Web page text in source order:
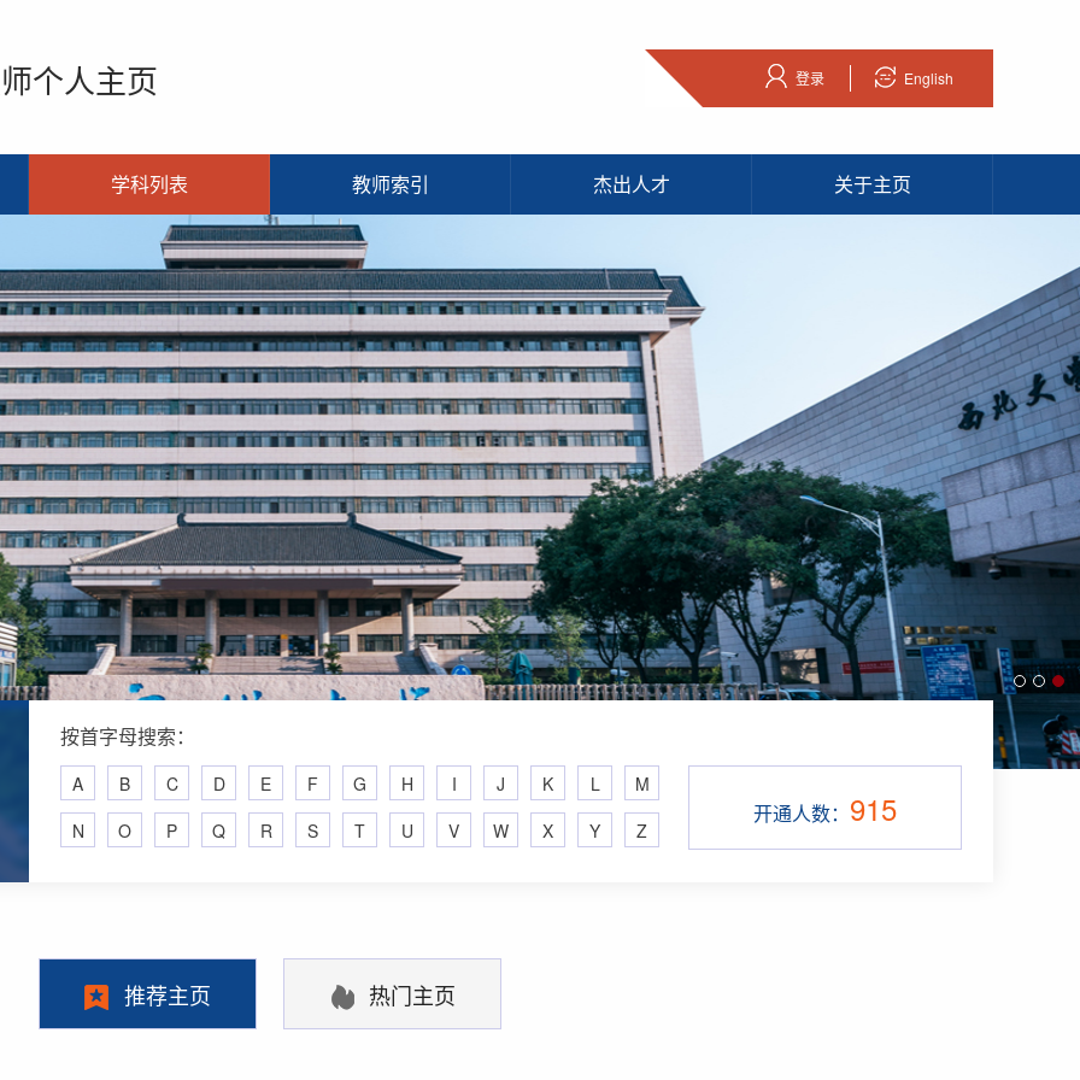
个人主页 登录 English
学科列表 教师索引 杰出人才 关于主页
按首字母搜索：
A B C D E F G H I J K L
M
N
O P Q R S T U V W X Y Z
开通人数： 915
推荐主页 热门主页